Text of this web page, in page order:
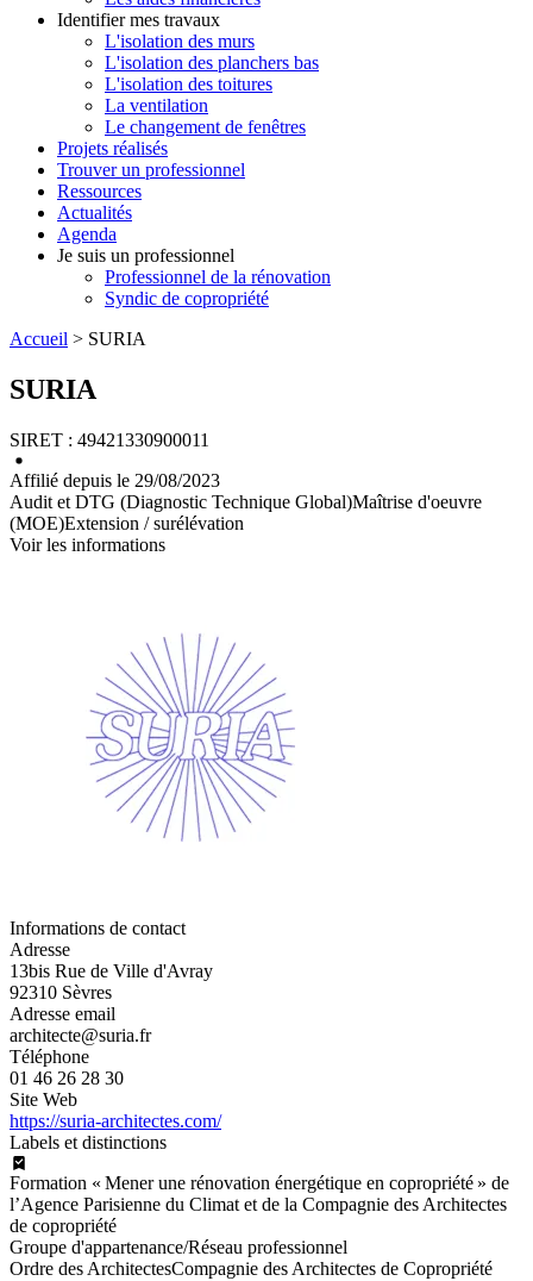
Identifier mes travaux
L'isolation des murs
L'isolation des planchers bas
L'isolation des toitures
La ventilation
Le changement de fenêtres
Projets réalisés
Trouver un professionnel
Ressources
Actualités
Agenda
Je suis un professionnel
Professionnel de la rénovation
Syndic de copropriété
Accueil > SURIA
SURIA
SIRET : 49421330900011
Affilié depuis le 29/08/2023
Audit et DTG (Diagnostic Technique Global)Maîtrise d'oeuvre
(MOE)Extension / surélévation
Voir les informations
Informations de contact
Adresse
13bis Rue de Ville d'Avray
92310 Sèvres
Adresse email
architecte@suria.fr
Téléphone
01 46 26 28 30
Site Web
https://suria-architectes.com/
Labels et distinctions
Formation « Mener une rénovation énergétique en copropriété » de
l’Agence Parisienne du Climat et de la Compagnie des Architectes
de copropriété
Groupe d'appartenance/Réseau professionnel
Ordre des ArchitectesCompagnie des Architectes de Copropriété